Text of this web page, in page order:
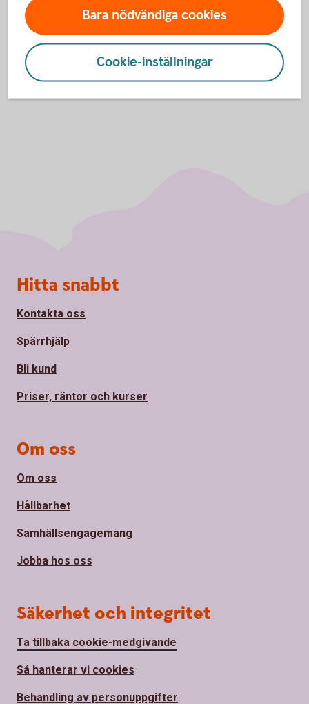
(och deras kunder) skapar framåtanda och bidrar till tillväxt.
BankID är en digital tjänst som ger kommuner och landsting
möjlighet att förenkla och förbättra kommunikationen med
kommuninvånarna – både privatpersoner och företag.
Bara nödvändiga cookies
Cookie-inställningar
Sidfot
Hitta snabbt
Kontakta oss
Spärrhjälp
Bli kund
Priser, räntor och kurser
Om oss
Om oss
Hållbarhet
Samhällsengagemang
Jobba hos oss
Säkerhet och integritet
Ta tillbaka cookie-medgivande
Så hanterar vi cookies
Behandling av personuppgifter